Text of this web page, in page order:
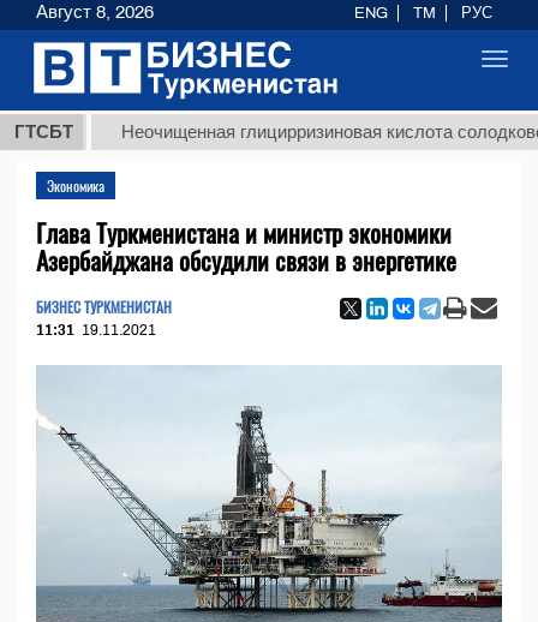
ГТСБТНеочищенная глицирризиновая кислота солодкового
Экономика
Глава Туркменистана и министр экономики
Азербайджана обсудили связи в энергетике
БИЗНЕС ТУРКМЕНИСТАН
11:31 19.11.2021
Август 8, 2026 ENG TM РУС